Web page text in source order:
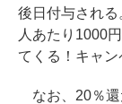
後日付与され
人あたり1000
てくる！キャン
なお、20％還